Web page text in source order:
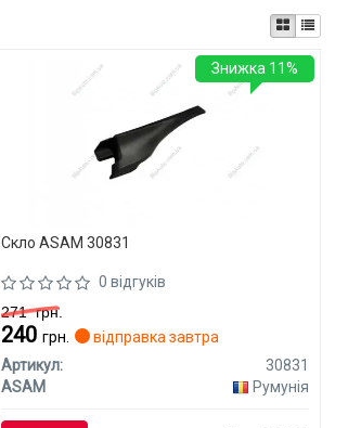
Скло ASAM 30831
0 відгуків
271грн.
240грн.
відправка завтра
Артикул:
30831
ASAM
Румунія
Знижка 11%